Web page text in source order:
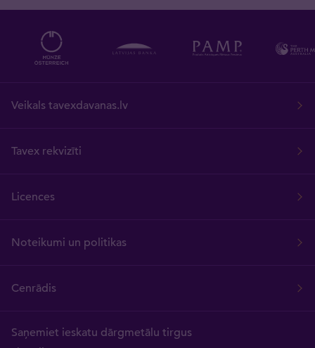
Veikals tavexdavanas.lv
Tavex rekvizīti
Licences
Noteikumi un politikas
Cenrādis
Saņemiet ieskatu dārgmetālu tirgus